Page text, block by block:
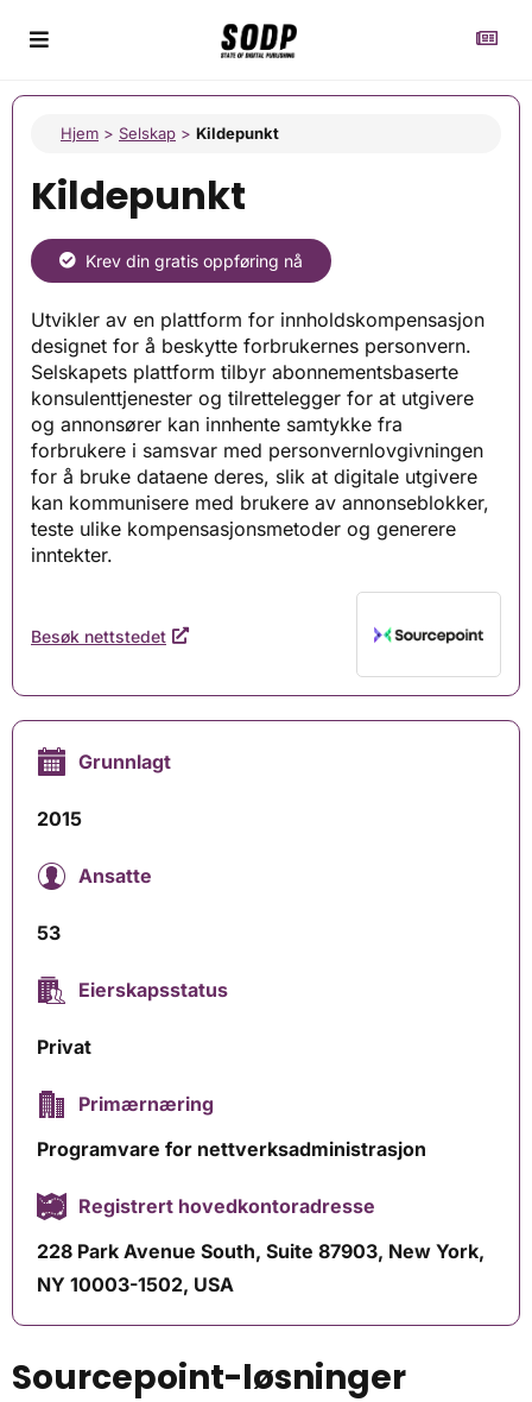
Hjem > Selskap > Kildepunkt
Kildepunkt
Krev din gratis oppføring nå
Utvikler av en plattform for innholdskompensasjon
designet for å beskytte forbrukernes personvern.
Selskapets plattform tilbyr abonnementsbaserte
konsulenttjenester og tilrettelegger for at utgivere
og annonsører kan innhente samtykke fra
forbrukere i samsvar med personvernlovgivningen
for å bruke dataene deres, slik at digitale utgivere
kan kommunisere med brukere av annonseblokker,
teste ulike kompensasjonsmetoder og generere
inntekter.
Besøk nettstedet
Grunnlagt
2015
Ansatte
53
Eierskapsstatus
Privat
Primærnæring
Programvare for nettverksadministrasjon
Registrert hovedkontoradresse
228 Park Avenue South, Suite 87903, New York,
NY 10003-1502, USA
Sourcepoint-løsninger